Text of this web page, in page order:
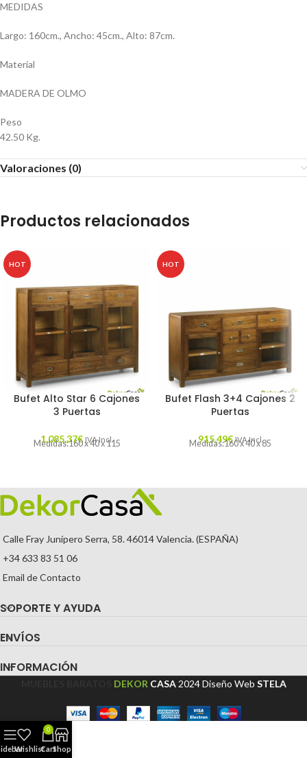
MEDIDAS
Largo: 160cm., Ancho: 45cm., Alto: 87cm.
Material
MADERA DE OLMO
Peso
42.50 Kg.
Valoraciones (0)
Productos relacionados
HOT
Bufet Alto Star 6 Cajones
3 Puertas
1.085,37€ IVA Incl.
Medidas:160 x 40 x 115
HOT
Bufet Flash 3+4 Cajones 2
Puertas
915,49€ IVA Incl.
Medidas:160 x 40 x 85
Calle Fray Junípero Serra, 58. 46014 Valencia. (ESPAÑA)
+34 633 83 51 06
Email de Contacto
SOPORTE Y AYUDA
ENVÍOS
INFORMACIÓN
DEKOR CASA 2024Diseño Web STELA
Wishlist
0
CartShop